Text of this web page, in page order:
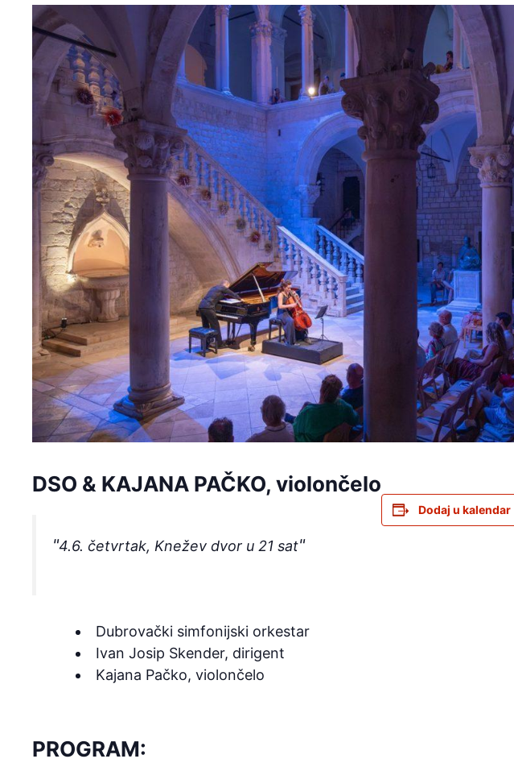
DSO & KAJANA PAČKO, violončelo
4.6. četvrtak, Knežev dvor u 21 sat
Dubrovački simfonijski orkestar
Ivan Josip Skender, dirigent
Kajana Pačko, violončelo
PROGRAM:
Dodaj u kalendar